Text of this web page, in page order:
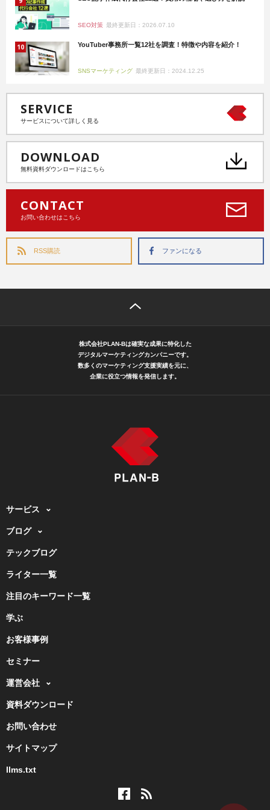
SEO対策 最終更新日：2026.07.10
YouTuber事務所一覧12社を調査！特徴や内容を紹介！
SNSマーケティング 最終更新日：2024.12.25
SERVICE
サービスについて詳しく見る
DOWNLOAD
無料資料ダウンロードはこちら
CONTACT
お問い合わせはこちら
RSS購読 ファンになる
株式会社PLAN-Bは確実な成果に特化した
デジタルマーケティングカンパニーです。
数多くのマーケティング支援実績を元に、
企業に役立つ情報を発信します。
サービス
ブログ
テックブログ
ライター一覧
注目のキーワード一覧
学ぶ
お客様事例
セミナー
運営会社
資料ダウンロード
お問い合わせ
サイトマップ
llms.txt